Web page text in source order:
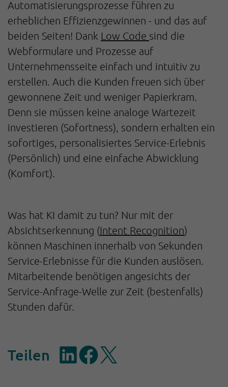
Automatisierungsprozesse führen zu
erheblichen Effizienzgewinnen - und das auf
beiden Seiten! Dank Low Code sind die
Webformulare und Prozesse auf
Unternehmensseite einfach und intuitiv zu
erstellen. Auch die Kunden freuen sich über
gewonnene Zeit und weniger Papierkram.
Denn sie müssen keine analoge Wartezeit
investieren (Sofortness), sondern erhalten ein
sofortiges, personalisiertes Service-Erlebnis
(Persönlich) und eine einfache Abwicklung
(Komfort).
Was hat KI damit zu tun? Nur mit der
Absichtserkennung (Intent Recognition)
können Maschinen innerhalb von Sekunden
Service-Erlebnisse für die Kunden auslösen.
Mitarbeitende benötigen angesichts der
Service-Anfrage-Welle zur Zeit (bestenfalls)
Stunden dafür.
Teilen